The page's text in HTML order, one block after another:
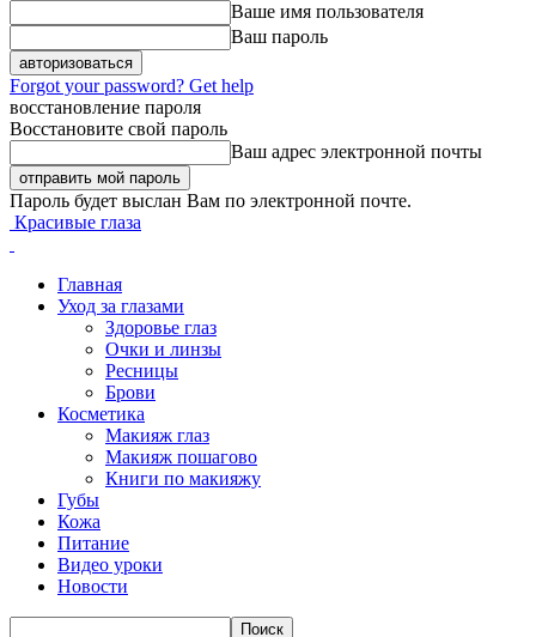
Ваше имя пользователя
Ваш пароль
Forgot your password? Get help
восстановление пароля
Восстановите свой пароль
Ваш адрес электронной почты
Пароль будет выслан Вам по электронной почте.
Красивые глаза
Главная
Уход за глазами
Здоровье глаз
Очки и линзы
Ресницы
Брови
Косметика
Макияж глаз
Макияж пошагово
Книги по макияжу
Губы
Кожа
Питание
Видео уроки
Новости